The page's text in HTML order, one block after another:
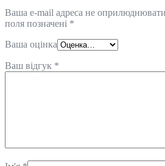
Ваша e-mail адреса не
поля позначені *
Ваша оцінка
Ваш відгук *